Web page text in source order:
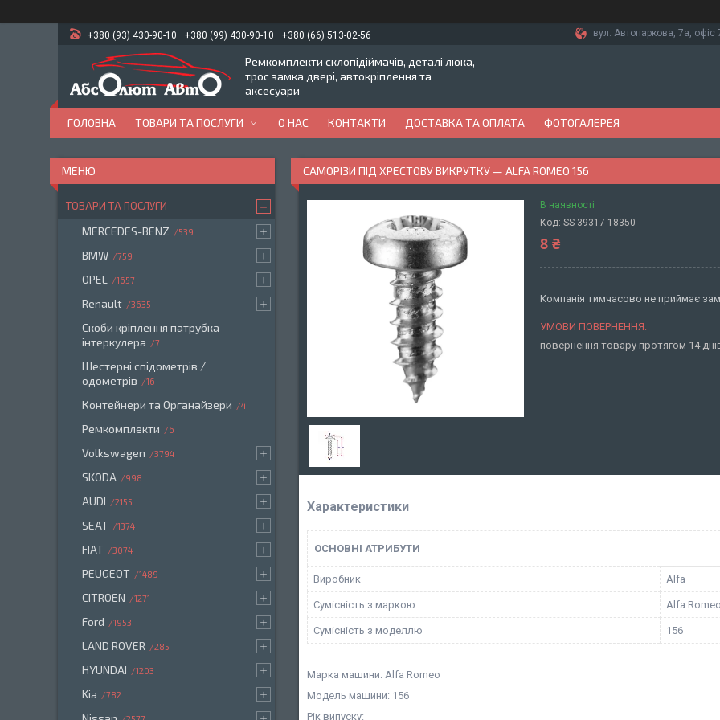
+380 (93) 430-90-10 +380 (99) 430-90-10 +380 (66) 513-02-56 вул. Автопаркова, 7а, офіс
Ремкомплекти склопідіймачів, деталі люка,
трос замка двері, автокріплення та
аксесуари
ГОЛОВНА ТОВАРИ ТА ПОСЛУГИ О НАС КОНТАКТИ ДОСТАВКА ТА ОПЛАТА ФОТОГАЛЕРЕЯ
САМОРІЗИ ПІД ХРЕСТОВУ ВИКРУТКУ — ALFA ROMEO 156
В наявності
Код: SS-39317-18350
8 ₴
Компанія тимчасово не приймає
повернення товару протягом 14
Характеристики
ОСНОВНІ АТРИБУТИ
Виробник Alfa
Сумісність з маркою Alfa
Сумісність з моделлю 156
Марка машини: Alfa Romeo
Модель машини: 156
Рік випуску:
ТОВАРИ ТА ПОСЛУГИ
MERCEDES-BENZ 539
BMW 759
OPEL 1657
Renault 3635
Скоби кріплення патрубка
інтеркулера
7
Шестерні спідометрів /
одометрів
16
Контейнери та Органайзери 4
Ремкомплекти 6
Volkswagen 3794
SKODA 998
AUDI 2155
SEAT 1374
FIAT 3074
PEUGEOT 1489
CITROEN 1271
Ford 1953
LAND ROVER 285
HYUNDAI 1203
Kia 782